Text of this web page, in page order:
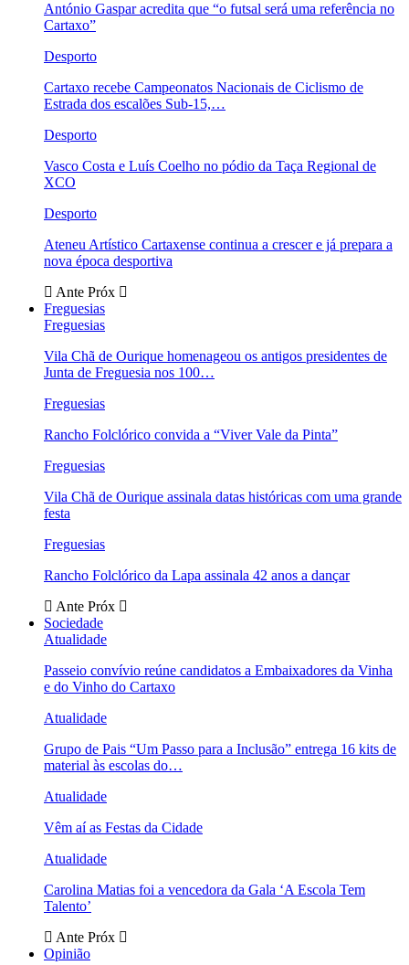
António Gaspar acredita que “o futsal será uma referência no
Cartaxo”
Desporto
Cartaxo recebe Campeonatos Nacionais de Ciclismo de
Estrada dos escalões Sub-15,…
Desporto
Vasco Costa e Luís Coelho no pódio da Taça Regional de
XCO
Desporto
Ateneu Artístico Cartaxense continua a crescer e já prepara a
nova época desportiva
Ante Próx
Freguesias
Freguesias
Vila Chã de Ourique homenageou os antigos presidentes de
Junta de Freguesia nos 100…
Freguesias
Rancho Folclórico convida a “Viver Vale da Pinta”
Freguesias
Vila Chã de Ourique assinala datas históricas com uma grande
festa
Freguesias
Rancho Folclórico da Lapa assinala 42 anos a dançar
Ante Próx
Sociedade
Atualidade
Passeio convívio reúne candidatos a Embaixadores da Vinha
e do Vinho do Cartaxo
Atualidade
Grupo de Pais “Um Passo para a Inclusão” entrega 16 kits de
material às escolas do…
Atualidade
Vêm aí as Festas da Cidade
Atualidade
Carolina Matias foi a vencedora da Gala ‘A Escola Tem
Talento’
Ante Próx
Opinião